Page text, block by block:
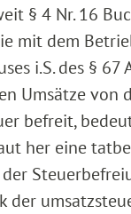
§ 4 Nr. 16
mit dem
i.S. des § 67
Umsätze von
befreit,
her eine
der